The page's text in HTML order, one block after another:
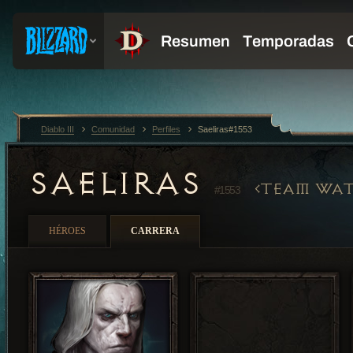
SAELIRAS #1553 TEAM
HÉROES CARRERA
Diablo III Comunidad Perfiles Saeliras#1553